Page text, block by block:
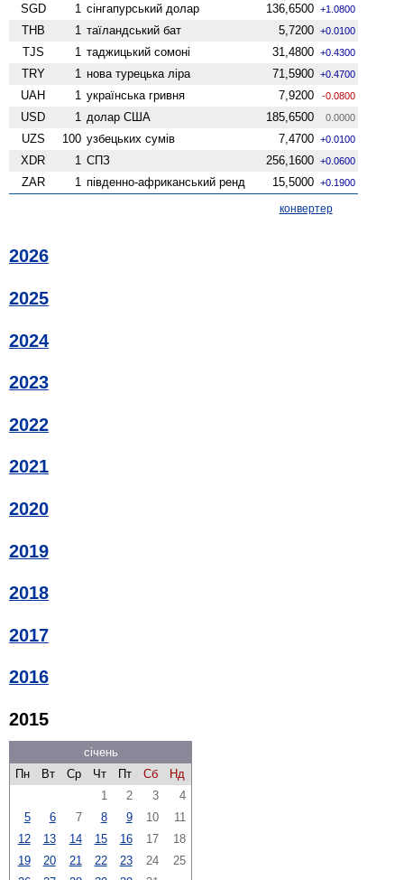
SGD 1 сінгапурський долар 136,6500 +1.0800
THB 1 таїландський бат 5,7200 +0.0100
TJS 1 таджицький сомоні 31,4800 +0.4300
TRY 1 нова турецька ліра 71,5900 +0.4700
UAH 1 українська гривня 7,9200 -0.0800
USD 1 долар США 185,6500 0.0000
UZS 100 узбецьких сумів 7,4700 +0.0100
XDR 1 СПЗ 256,1600 +0.0600
ZAR 1 південно-африканський ренд 15,5000 +0.1900
конвертер
2026
2025
2024
2023
2022
2021
2020
2019
2018
2017
2016
2015
січень
Пн
Вт Ср Чт Пт Сб
Нд
1
2 3
4
5
6 7 8 9 10
11
12
13 14 15 16 17
18
19
20 21 22 23 24
25